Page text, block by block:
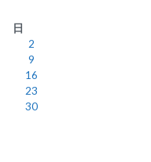
日
2
9
16
23
30